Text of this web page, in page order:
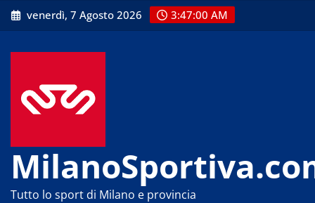
Skip
to
venerdì, 7 Agosto 2026 3:47:00 AM
Tutto lo sport di Milano e provincia